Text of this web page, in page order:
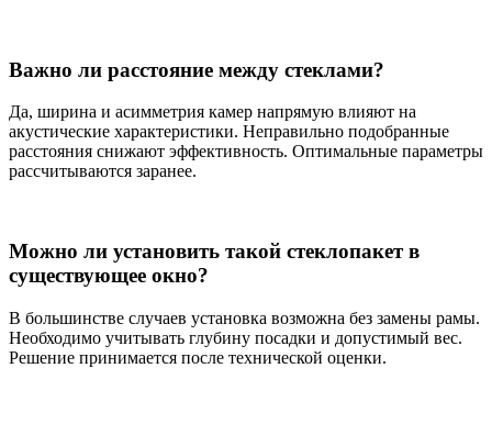
Важно ли расстояние между стеклами?
Да, ширина и асимметрия камер напрямую влияют на
акустические характеристики. Неправильно подобранные
расстояния снижают эффективность. Оптимальные параметры
рассчитываются заранее.
Можно ли установить такой стеклопакет в
существующее окно?
В большинстве случаев установка возможна без замены рамы.
Необходимо учитывать глубину посадки и допустимый вес.
Решение принимается после технической оценки.